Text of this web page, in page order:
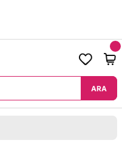
ARA